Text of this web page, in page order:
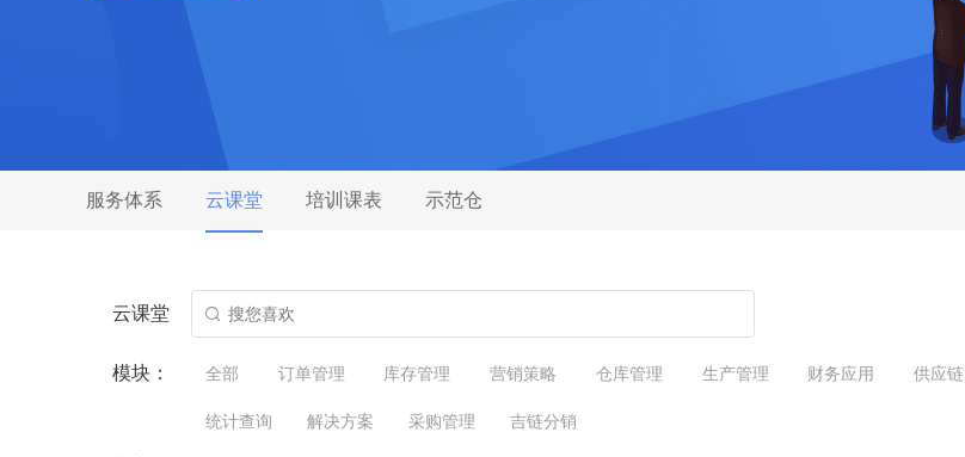
服务体系 云课堂 培训课表 示范仓
云课堂
模块： 全部 订单管理 库存管理 营销策略 仓库管理 生产管理 财务应用 供应链
统计查询 解决方案 采购管理 吉链分销